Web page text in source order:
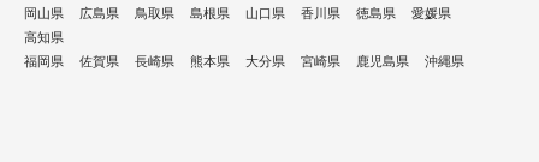
岡山県
広島県 鳥取県 島根県 山口県 香川県 徳島県
愛媛県
高知県
福岡県
佐賀県 長崎県 熊本県 大分県 宮崎県 鹿児島県 沖縄県